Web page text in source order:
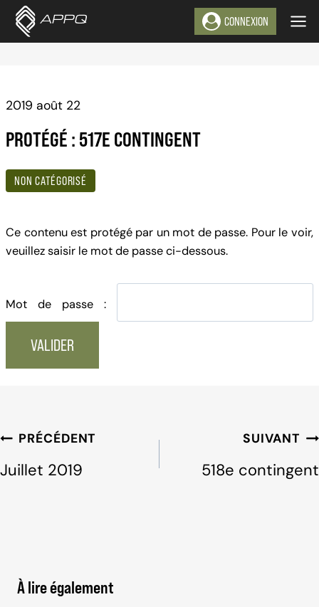
Aller
CONNEXION
NON CATÉGORISÉ
PROTÉGÉ : 517E CONTINGENT
2019 août 22
Ce contenu est protégé par un mot de passe. Pour le voir,
veuillez saisir le mot de passe ci-dessous.
Mot de passe :
Navigation
l'article
PRÉCÉDENT
Juillet 2019
SUIVANT
518e contingent
À lire également